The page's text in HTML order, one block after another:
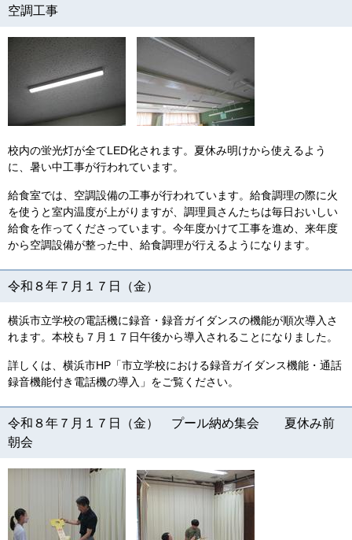
空調工事
校内の蛍光灯が全てLED化されます。夏休み明けから使えるよう
に、暑い中工事が行われています。
給食室では、空調設備の工事が行われています。給食調理の際に火
を使うと室内温度が上がりますが、調理員さんたちは毎日おいしい
給食を作ってくださっています。今年度かけて工事を進め、来年度
から空調設備が整った中、給食調理が行えるようになります。
令和８年７月１７日（金）
横浜市立学校の電話機に録音・録音ガイダンスの機能が順次導入さ
れます。本校も７月１７日午後から導入されることになりました。
詳しくは、横浜市HP「市立学校における録音ガイダンス機能・通話
録音機能付き電話機の導入」をご覧ください。
令和８年７月１７日（金） プール納め集会 夏休み前
朝会